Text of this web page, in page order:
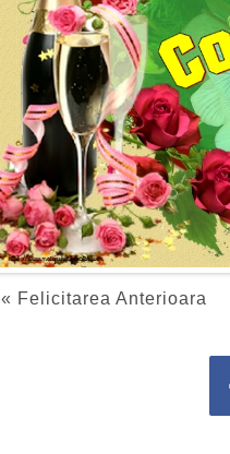
« Felicitarea Anterioara